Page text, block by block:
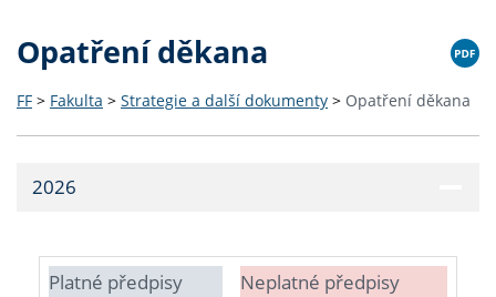
Opatření děkana
FF > Fakulta > Strategie a další dokumenty > Opatření děkana
2026
Platné předpisy Neplatné předpisy